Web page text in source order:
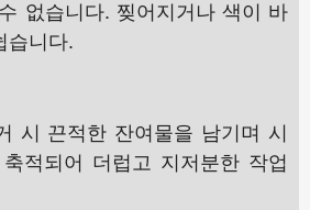
없습니다. 찢어지거나 색이 바
습니다.
시 끈적한 잔여물을 남기며 시
적되어 더럽고 지저분한 작업